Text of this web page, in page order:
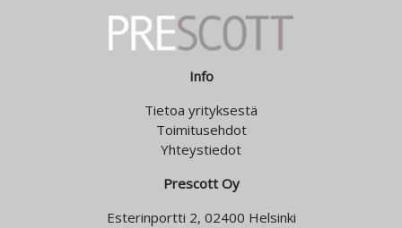
Info
Tietoa yrityksestä
Toimitusehdot
Yhteystiedot
Prescott Oy
Esterinportti 2, 02400 Helsinki